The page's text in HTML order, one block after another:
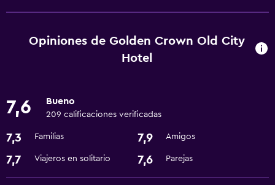
Wifi gratis
Champú
Alarma de humo
Accesibilidad y adecuación
Opiniones de Golden Crown Old City
Hotel
7,6 Bueno
209 calificaciones verificadas
7,3 Familias 7,9 Amigos
7,7 Viajeros en solitario 7,6 Parejas